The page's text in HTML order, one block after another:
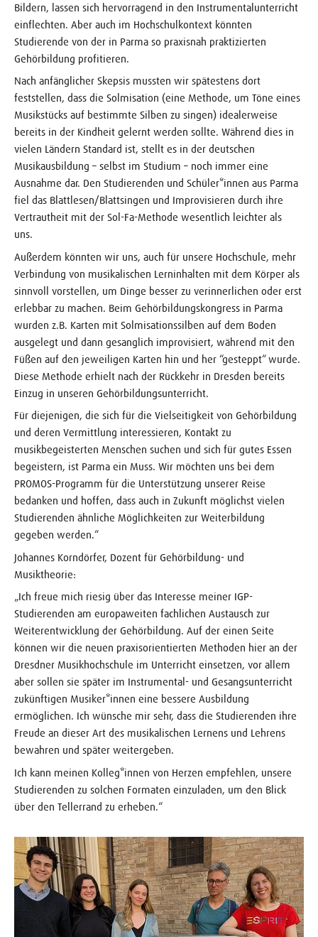
Bildern, lassen sich hervorragend in den Instrumentalunterricht
einflechten. Aber auch im Hochschulkontext könnten
Studierende von der in Parma so praxisnah praktizierten
Gehörbildung profitieren.
Nach anfänglicher Skepsis mussten wir spätestens dort
feststellen, dass die Solmisation (eine Methode, um Töne eines
Musikstücks auf bestimmte Silben zu singen) idealerweise
bereits in der Kindheit gelernt werden sollte. Während dies in
vielen Ländern Standard ist, stellt es in der deutschen
Musikausbildung – selbst im Studium – noch immer eine
Ausnahme dar. Den Studierenden und Schüler*innen aus Parma
fiel das Blattlesen/Blattsingen und Improvisieren durch ihre
Vertrautheit mit der Sol-Fa-Methode wesentlich leichter als
uns.
Außerdem könnten wir uns, auch für unsere Hochschule, mehr
Verbindung von musikalischen Lerninhalten mit dem Körper als
sinnvoll vorstellen, um Dinge besser zu verinnerlichen oder erst
erlebbar zu machen. Beim Gehörbildungskongress in Parma
wurden z.B. Karten mit Solmisationssilben auf dem Boden
ausgelegt und dann gesanglich improvisiert, während mit den
Füßen auf den jeweiligen Karten hin und her “gesteppt“ wurde.
Diese Methode erhielt nach der Rückkehr in Dresden bereits
Einzug in unseren Gehörbildungsunterricht.
Für diejenigen, die sich für die Vielseitigkeit von Gehörbildung
und deren Vermittlung interessieren, Kontakt zu
musikbegeisterten Menschen suchen und sich für gutes Essen
begeistern, ist Parma ein Muss. Wir möchten uns bei dem
PROMOS-Programm für die Unterstützung unserer Reise
bedanken und hoffen, dass auch in Zukunft möglichst vielen
Studierenden ähnliche Möglichkeiten zur Weiterbildung
gegeben werden.“
Johannes Korndörfer, Dozent für Gehörbildung- und
Musiktheorie:
„Ich freue mich riesig über das Interesse meiner IGP-
Studierenden am europaweiten fachlichen Austausch zur
Weiterentwicklung der Gehörbildung. Auf der einen Seite
können wir die neuen praxisorientierten Methoden hier an der
Dresdner Musikhochschule im Unterricht einsetzen, vor allem
aber sollen sie später im Instrumental- und Gesangsunterricht
zukünftigen Musiker*innen eine bessere Ausbildung
ermöglichen. Ich wünsche mir sehr, dass die Studierenden ihre
Freude an dieser Art des musikalischen Lernens und Lehrens
bewahren und später weitergeben.
Ich kann meinen Kolleg*innen von Herzen empfehlen, unsere
Studierenden zu solchen Formaten einzuladen, um den Blick
über den Tellerrand zu erheben.“